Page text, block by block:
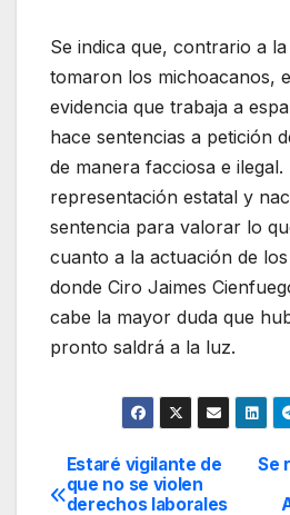
Se indica que, contrario a
tomaron los michoacanos,
evidencia que trabaja a
hace sentencias a petición
de manera facciosa e
representación estatal y
sentencia para valorar lo
cuanto a la actuación de
donde Ciro Jaimes
cabe la mayor duda que
pronto saldrá a la luz.
Navegación
Se
Estaré vigilante de
que no se violen
derechos laborales